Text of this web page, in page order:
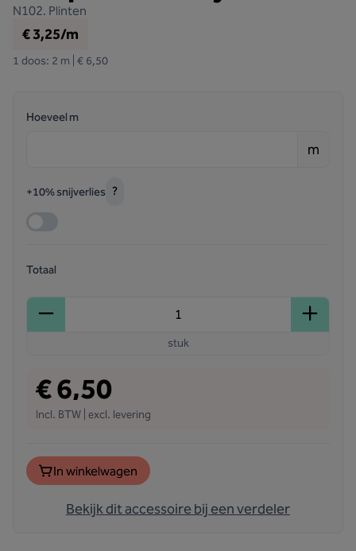
N102. Plinten
€ 3,25/m
1 doos: 2 m | € 6,50
Hoeveel m
m
+10% snijverlies ?
Totaal
stuk
€ 6,50
Incl. BTW | excl. levering
In winkelwagen
Bekijk dit accessoire bij een verdeler